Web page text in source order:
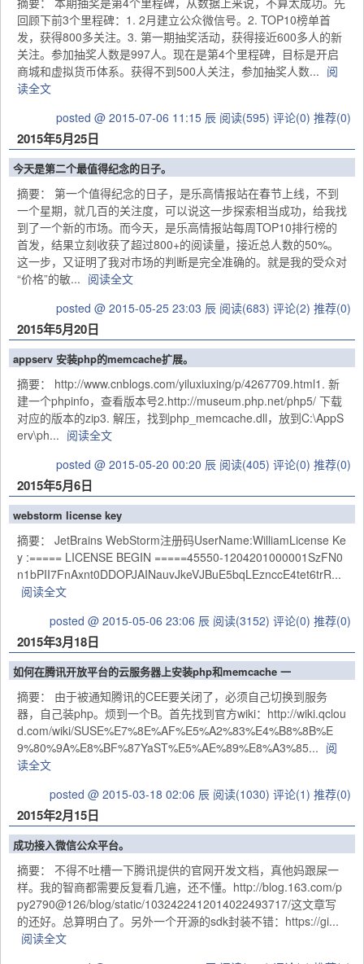
回顾下前3个里程碑：1. 2月建立公众微信号。2. TOP10榜单首
发，获得800多关注。3. 第一期抽奖活动，获得接近600多人的新
关注。参加抽奖人数是997人。现在是第4个里程碑，目标是开启
商城和虚拟货币体系。获得不到500人关注，参加抽奖人数... 阅
读全文
posted @ 2015-07-06 11:15 辰 阅读(595) 评论(0) 推荐(0)
2015年5月25日
今天是第二个最值得纪念的日子。
摘要： 第一个值得纪念的日子，是乐高情报站在春节上线，不到
一个星期，就几百的关注度，可以说这一步探索相当成功，给我找
到了一个新的市场。而今天，是乐高情报站每周TOP10排行榜的
首发，结果立刻收获了超过800+的阅读量，接近总人数的50%。
这一步，又证明了我对市场的判断是完全准确的。就是我的受众对
“价格”的敏... 阅读全文
posted @ 2015-05-25 23:03 辰 阅读(683) 评论(2) 推荐(0)
2015年5月20日
appserv 安装php的memcache扩展。
摘要： http://www.cnblogs.com/yiluxiuxing/p/4267709.html1. 新
建一个phpinfo，查看版本号2.http://museum.php.net/php5/ 下载
对应的版本的zip3. 解压，找到php_memcache.dll，放到C:\AppS
erv\ph... 阅读全文
posted @ 2015-05-20 00:20 辰 阅读(405) 评论(0) 推荐(0)
2015年5月6日
webstorm license key
摘要： JetBrains WebStorm注册码UserName:WilliamLicense Ke
y :===== LICENSE BEGIN =====45550-1204201000001SzFN0
n1bPII7FnAxnt0DDOPJAINauvJkeVJBuE5bqLEznccE4tet6trR...
阅读全文
posted @ 2015-05-06 23:06 辰 阅读(3152) 评论(0) 推荐(0)
2015年3月18日
如何在腾讯开放平台的云服务器上安装php和memcache 一
摘要： 由于被通知腾讯的CEE要关闭了，必须自己切换到服务
器，自己装php。烦到一个B。首先找到官方wiki：http://wiki.qclou
d.com/wiki/SUSE%E7%8E%AF%E5%A2%83%E4%B8%8B%E
9%80%9A%E8%BF%87YaST%E5%AE%89%E8%A3%85... 阅
读全文
posted @ 2015-03-18 02:06 辰 阅读(1030) 评论(1) 推荐(0)
2015年2月15日
成功接入微信公众平台。
摘要： 不得不吐槽一下腾讯提供的官网开发文档，真他妈跟屎一
样。我的智商都需要反复看几遍，还不懂。http://blog.163.com/p
py2790@126/blog/static/1032422412014022493717/这文章写
的还好。总算明白了。另外一个开源的sdk封装不错：https://gi...
阅读全文